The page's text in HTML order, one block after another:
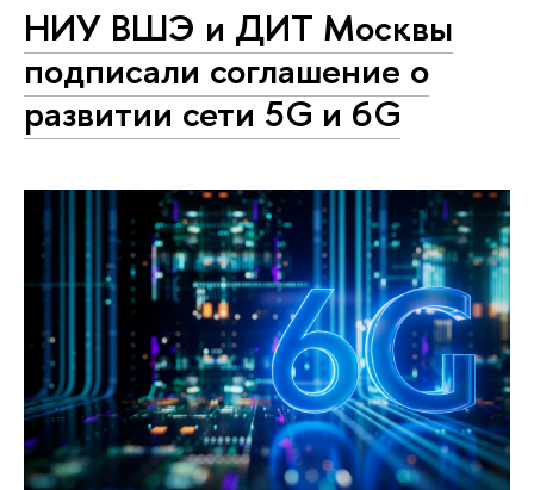
НИУ ВШЭ и ДИТ Москвы
подписали соглашение о
развитии сети 5G и 6G